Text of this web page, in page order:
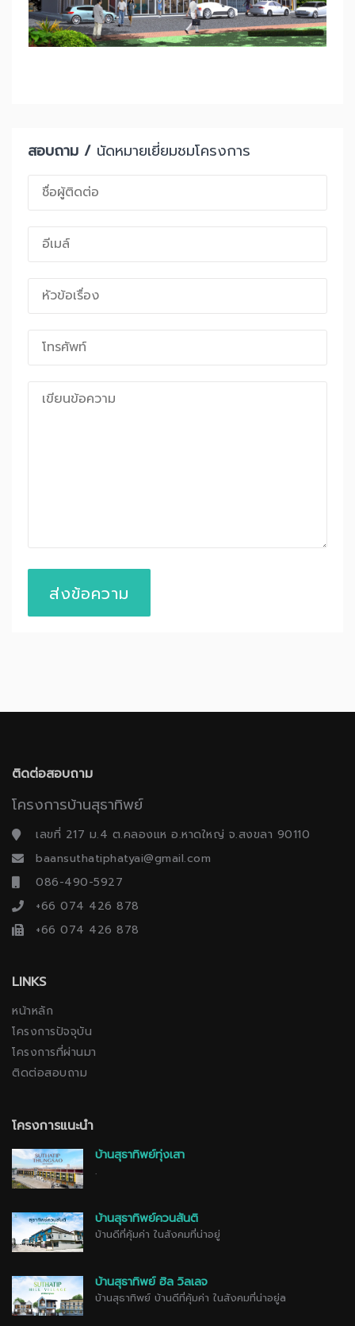
สอบถาม / นัดหมายเยี่ยมชมโครงการ
ส่งข้อความ
ติดต่อสอบถาม
โครงการบ้านสุธาทิพย์
เลขที่ 217 ม.4 ต.คลองแห อ.หาดใหญ่ จ.สงขลา 90110
baansuthatiphatyai@gmail.com
086-490-5927
+66 074 426 878
+66 074 426 878
LINKS
หน้าหลัก
โครงการปัจจุบัน
โครงการที่ผ่านมา
ติดต่อสอบถาม
โครงการแนะนำ
บ้านสุธาทิพย์ทุ่งเสา
.
บ้านสุธาทิพย์ควนสันติ
บ้านดีที่คุ้มค่า ในสังคมที่น่าอยู่
บ้านสุธาทิพย์ ฮิล วิลเลจ
บ้านสุธาทิพย์ บ้านดีที่คุ้มค่า ในสังคมที่น่าอยู่a